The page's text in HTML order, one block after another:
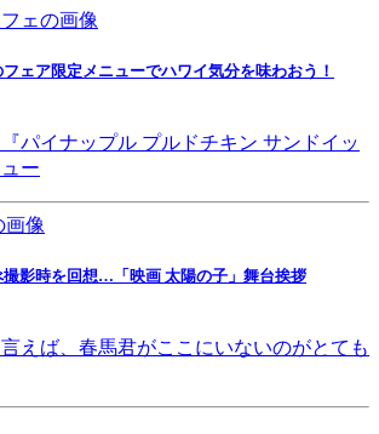
ェア限定メニューでハワイ気分を味わおう！
パイナップル プルドチキン サンドイッ
ー
影時を回想…「映画 太陽の子」舞台挨拶
えば、春馬君がここにいないのがとても